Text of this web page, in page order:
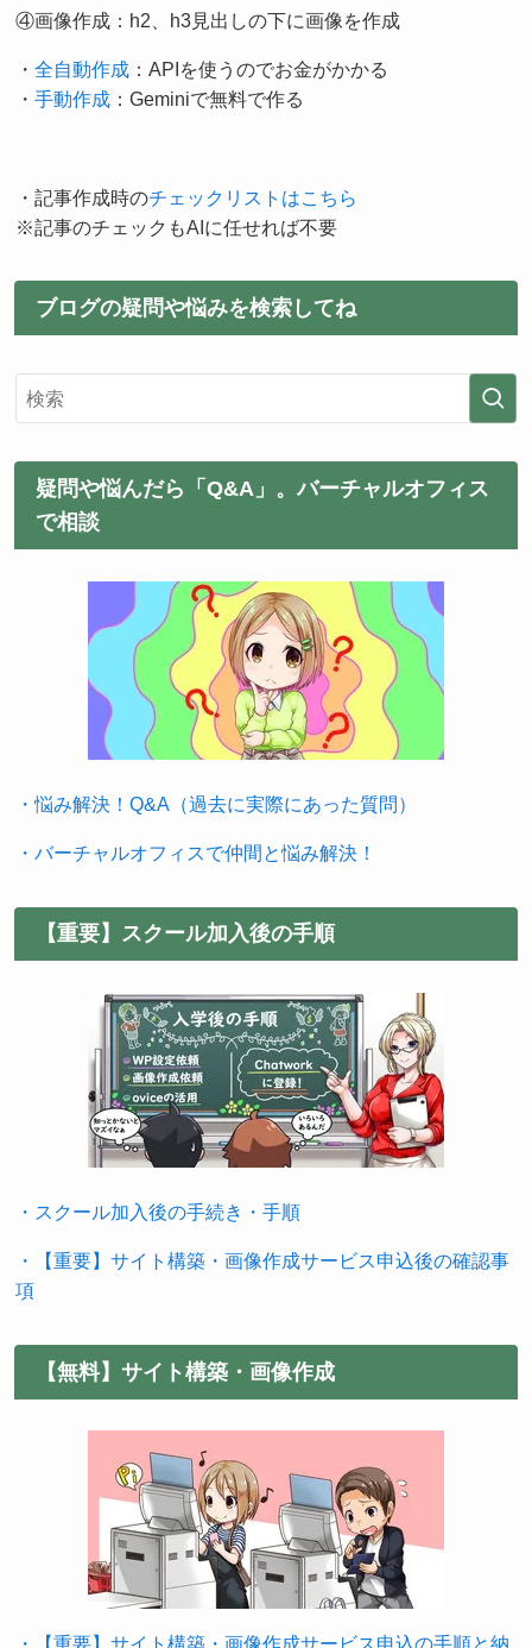
④画像作成：h2、h3見出しの下に画像を作成
・全自動作成 ：APIを使うのでお金がかかる
・手動作成 ：Geminiで無料で作る
・記事作成時のチェックリストはこちら
※記事のチェックもAIに任せれば不要
ブログの疑問や悩みを検索してね
疑問や悩んだら「Q&A」。バーチャルオフィス
で相談
・悩み解決！Q&A（過去に実際にあった質問）
・バーチャルオフィスで仲間と悩み解決！
【重要】スクール加入後の手順
・スクール加入後の手続き・手順
・【重要】サイト構築・画像作成サービス申込後の確認事
項
【無料】サイト構築・画像作成
・【重要】サイト構築・画像作成サービス申込の手順と納